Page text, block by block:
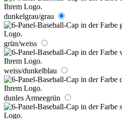
dunkelgrau/grau
grün/weiss
weiss/dunkelblau
dunles Armeegrün